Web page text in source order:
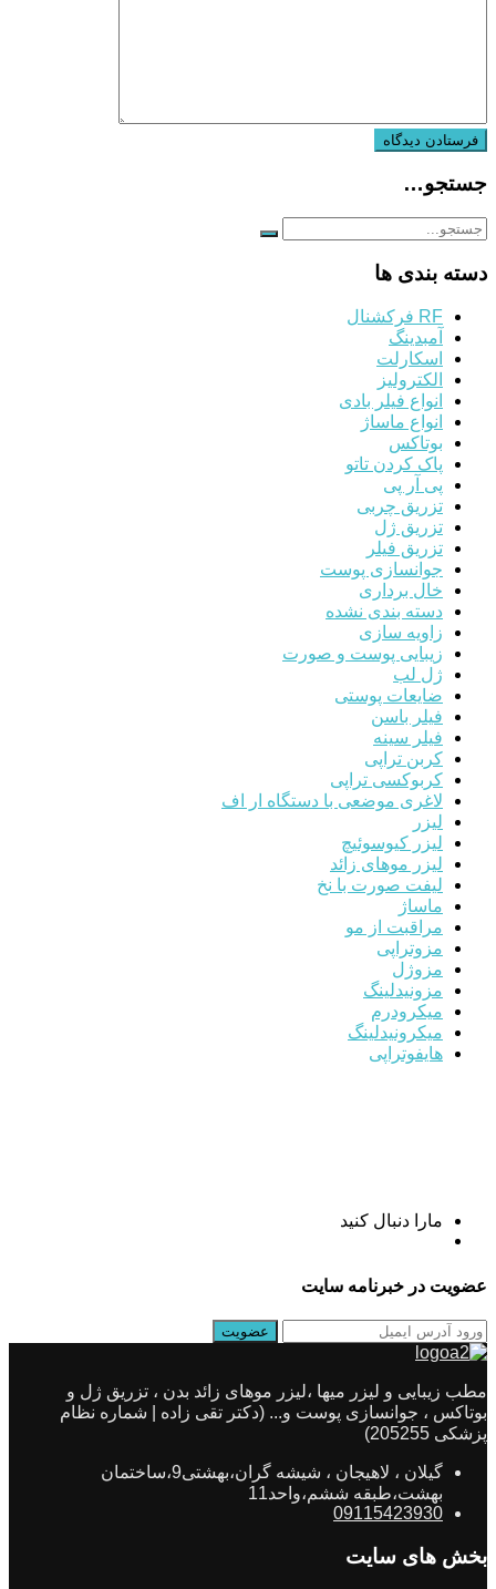
جستجو…
دسته بندی ها
RF فرکشنال
آمبدینگ
اسکارلت
الکترولیز
انواع فیلر بادی
انواع ماساژ
بوتاکس
پاک کردن تاتو
پی آر پی
تزریق چربی
تزریق ژل
تزریق فیلر
جوانسازی پوست
خال برداری
دسته بندی نشده
زاویه سازی
زیبایی پوست و صورت
ژل لب
ضایعات پوستی
فیلر باسن
فیلر سینه
کربن تراپی
کربوکسی تراپی
لاغری موضعی با دستگاه ار اف
لیزر
لیزر کیوسوئیچ
لیزر موهای زائد
لیفت صورت با نخ
ماساژ
مراقبت از مو
مزوتراپی
مزوژل
مزونیدلینگ
میکرودرم
میکرونیدلینگ
هایفوتراپی
مارا دنبال کنید
عضویت در خبرنامه سایت
مطب زیبایی و لیزر میها ،لیزر موهای زائد بدن ، تزریق ژل و
بوتاکس ، جوانسازی پوست و... (دکتر تقی زاده | شماره نظام
پزشکی 205255)
گیلان ، لاهیجان ، شیشه گران،بهشتی9،ساختمان
بهشت،طبقه ششم،واحد11
09115423930
بخش های سایت